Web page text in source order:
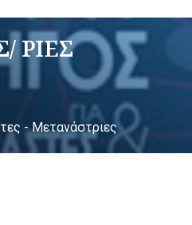
ΡΙΕΣ
- Μετανάστριες